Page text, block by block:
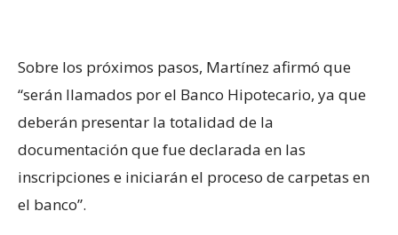
Sobre los próximos pasos, Martínez afirmó que
“serán llamados por el Banco Hipotecario, ya que
deberán presentar la totalidad de la
documentación que fue declarada en las
inscripciones e iniciarán el proceso de carpetas en
el banco”.